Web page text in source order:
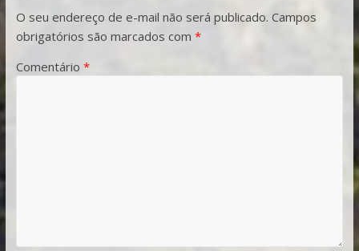
O seu endereço de e-mail não será publicado. Campos
obrigatórios são marcados com *
Comentário *